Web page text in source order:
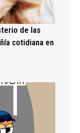
de las
cotidiana en